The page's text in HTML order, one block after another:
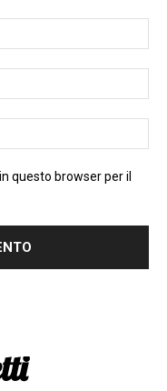
questo browser per il